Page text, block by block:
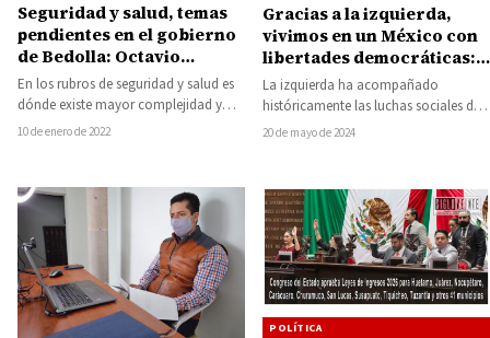
Seguridad y salud, temas
pendientes en el gobierno
de Bedolla: Octavio
Ocampo
En los rubros de seguridad y salud es
dónde existe mayor complejidad y
desatino por parte del gobierno…
10 de enero de 2022
Gracias a la izquierda,
vivimos en un México con
libertades democráticas:
Raúl Morón Orozco
La izquierda ha acompañado
históricamente las luchas sociales de
este país y desde el 2018 que gobierna
20 de mayo de 2024
POLÍTICA